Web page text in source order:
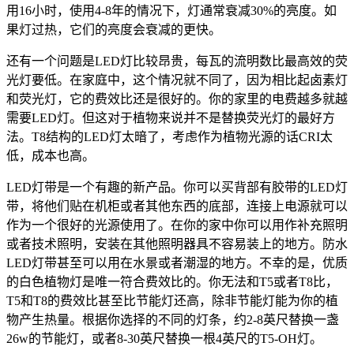
用16小时，使用4-8年的情况下，灯通常衰减30%的亮度。如
果灯过热，它们的亮度会衰减的更快。
还有一个问题是LED灯比较昂贵，每瓦的流明数比最高效的荧
光灯要低。在家庭中，这个情况就不同了，因为相比起卤素灯
和荧光灯，它的费效比还是很好的。你的家里的电费越多就越
需要LED灯。但这对于植物来说并不是替换荧光灯的最好方
法。T8结构的LED灯太暗了，考虑作为植物光源的话CRI太
低，成本也高。
LED灯带是一个有趣的新产品。你可以买背部有胶带的LED灯
带，将他们贴在机柜或者其他东西的底部，连接上电源就可以
作为一个很好的光源使用了。在你的家中你可以用作补充照明
或者技术照明，安装在其他照明器具不容易装上的地方。防水
LED灯带甚至可以用在水景或者潮湿的地方。不幸的是，优质
的白色植物灯是唯一符合费效比的。你无法和T5或者T8比，
T5和T8的费效比甚至比节能灯还高，除非节能灯能为你的植
物产生热量。根据你选择的不同的灯条，约2-8英尺替换一盏
26w的节能灯，或者8-30英尺替换一根4英尺的T5-OH灯。